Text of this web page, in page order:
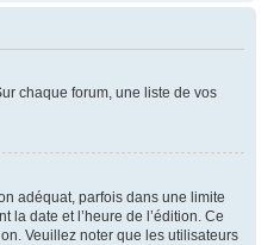
chaque forum, une liste de vos
adéquat, parfois dans une limite
la date et l’heure de l’édition. Ce
Veuillez noter que les utilisateurs